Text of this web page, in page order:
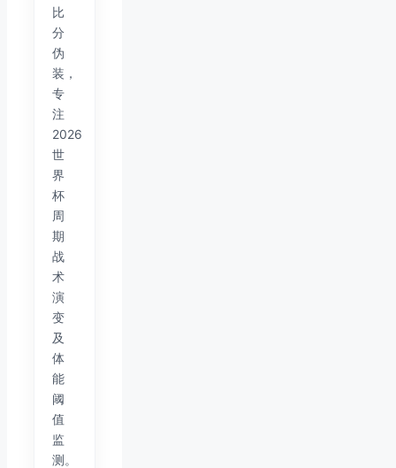
比
分
伪
装，
专
注
2026
世
界
杯
周
期
战
术
演
变
及
体
能
阈
值
监
测。